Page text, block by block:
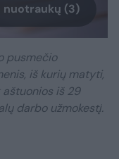
nuotraukų (3)
pusmečio
iš kurių matyti,
iš 29
darbo užmokestį.